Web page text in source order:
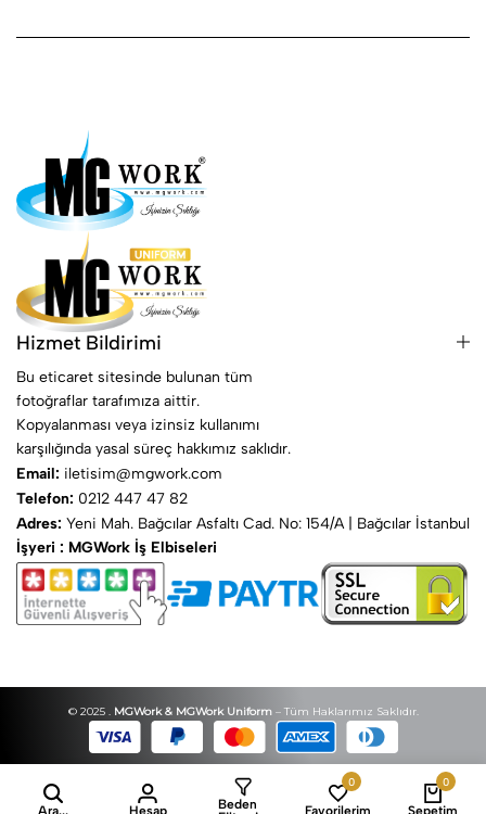
Hizmet Bildirimi
Bu eticaret sitesinde bulunan tüm
fotoğraflar tarafımıza aittir.
Kopyalanması veya izinsiz kullanımı
karşılığında yasal süreç hakkımız saklıdır.
Email: iletisim@mgwork.com
Telefon: 0212 447 47 82
Adres: Yeni Mah. Bağcılar Asfaltı Cad. No: 154/A | Bağcılar İstanbul
İşyeri : MGWork İş Elbiseleri
© 2025 . MGWork & MGWork Uniform– Tüm Haklarımız Saklıdır.
Ara... Hesap
Beden
0
Favorilerim
0
Sepetim